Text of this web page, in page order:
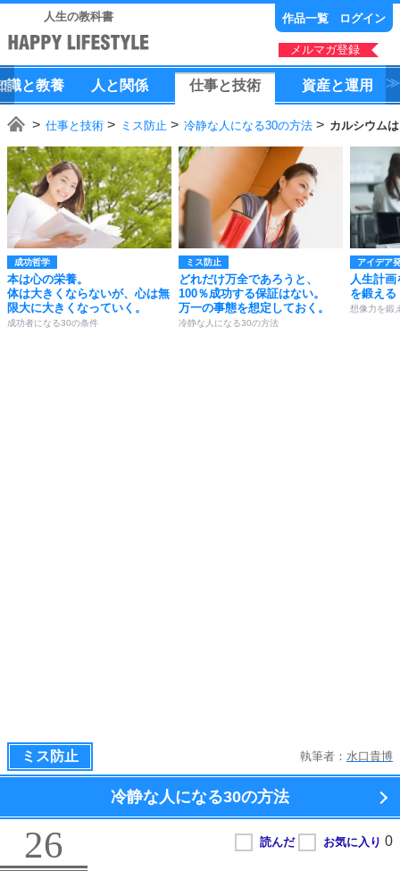
人生の教科書 作品一覧 ログイン
メルマガ登録
識と教養 人 と 関係 仕事と技術 資産と運用
仕事と技術 ミス防止 冷静な人になる30の方法 カルシウム
成功哲学
本は心の栄養。
体は大きくならないが、心は無
限大に大きくなっていく。
成功者になる30の条件
ミス防止
どれだけ万全であろうと、
100％成功する保証はない。
万一の事態を想定しておく。
冷静な人になる30の方法
アイデア
人生計
を鍛え
想像力を鍛
ミス防止 執筆者： 水口貴博
冷静な人になる30の方法
26